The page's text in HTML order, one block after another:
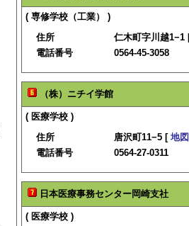
( 専修学校（工業） )
住所
仁木町字川越
電話番号
0564-45-3058
（株）ニチイ学館
( 医療学校 )
住所
唐沢町11−5 [ 地図
電話番号
0564-27-0311
日本医療事務センター岡崎支社
( 医療学校 )